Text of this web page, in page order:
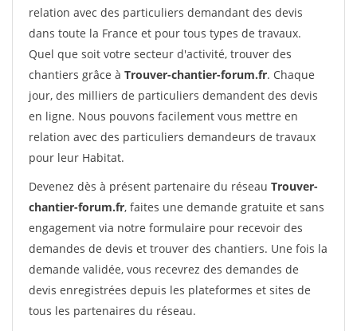
relation avec des particuliers demandant des devis
dans toute la France et pour tous types de travaux.
Quel que soit votre secteur d'activité, trouver des
chantiers grâce à Trouver-chantier-forum.fr. Chaque
jour, des milliers de particuliers demandent des devis
en ligne. Nous pouvons facilement vous mettre en
relation avec des particuliers demandeurs de travaux
pour leur Habitat.
Devenez dès à présent partenaire du réseau Trouver-
chantier-forum.fr, faites une demande gratuite et sans
engagement via notre formulaire pour recevoir des
demandes de devis et trouver des chantiers. Une fois la
demande validée, vous recevrez des demandes de
devis enregistrées depuis les plateformes et sites de
tous les partenaires du réseau.